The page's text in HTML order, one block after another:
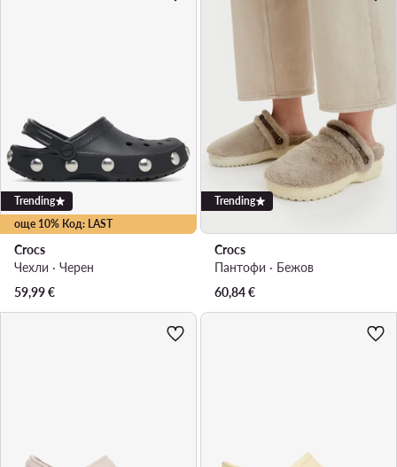
още 10% Код: LAST
Trending
Crocs
Чехли · Черен
59,99€
Trending
Crocs
Пантофи · Бежов
60,84€